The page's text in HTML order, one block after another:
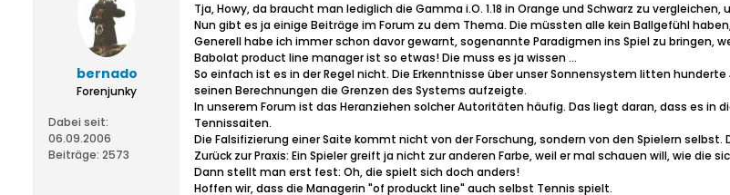
bernado
Forenjunky
Dabei seit:
06.09.2006
Beiträge: 2573
Tja, Howy, da braucht man lediglich die Gamma i.O. 1.18 in Orange und Schwarz zu
Nun gibt es ja einige Beiträge im Forum zu dem Thema. Die müssten alle kein Ballgefühl
Generell habe ich immer schon davor gewarnt, sogenannte Paradigmen ins Spiel zu bringen,
Babolat product line manager ist so etwas! Die muss es ja wissen ...
So einfach ist es in der Regel nicht. Die Erkenntnisse über unser Sonnensystem litten
seinen Berechnungen die Grenzen des Systems aufzeigte.
In unserem Forum ist das Heranziehen solcher Autoritäten häufig. Das liegt daran, dass es in
Tennissaiten.
Die Falsifizierung einer Saite kommt nicht von der Forschung, sondern von den Spielern selbst.
Zurück zur Praxis: Ein Spieler greift ja nicht zur anderen Farbe, weil er mal schauen will, wie die
Dann stellt man erst fest: Oh, die spielt sich doch anders!
Hoffen wir, dass die Managerin "of produckt line" auch selbst Tennis spielt.